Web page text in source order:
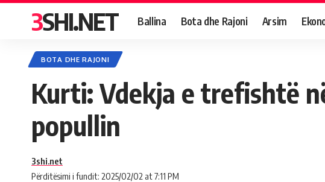
3SHI.NET Ballina Bota dhe Rajoni Arsim
BOTA DHE RAJONI
Kurti: Vdekja e trefishtë
popullin
Përditësimi i fundit: 2025/02/02 at 7:11 PM
3shi.net